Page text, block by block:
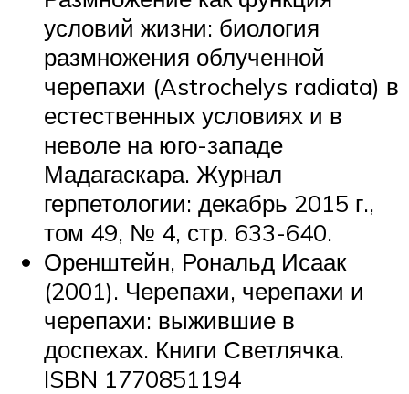
условий жизни: биология
размножения облученной
черепахи (Astrochelys radiata) в
естественных условиях и в
неволе на юго-западе
Мадагаскара. Журнал
герпетологии: декабрь 2015 г.,
том 49, № 4, стр. 633-640.
Оренштейн, Рональд Исаак
(2001). Черепахи, черепахи и
черепахи: выжившие в
доспехах. Книги Светлячка.
ISBN 1770851194